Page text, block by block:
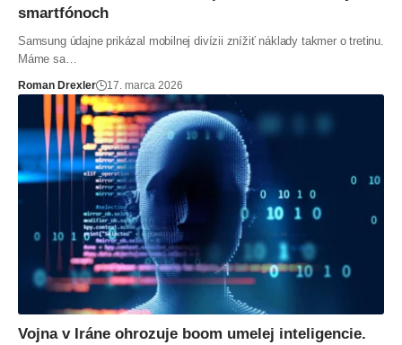
smartfónoch
Samsung údajne prikázal mobilnej divízii znížiť náklady takmer o tretinu.
Máme sa…
Roman Drexler 17. marca 2026
Vojna v Iráne ohrozuje boom umelej inteligencie.